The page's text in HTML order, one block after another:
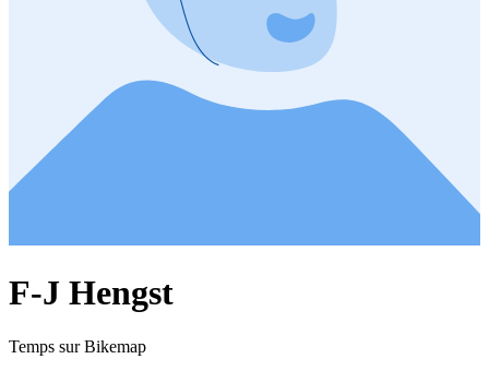
F-J Hengst
Temps sur Bikemap